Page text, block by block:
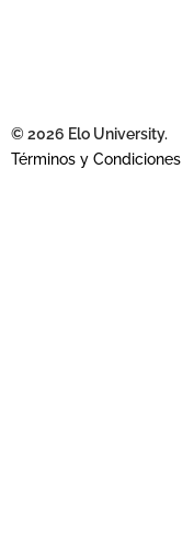
© 2026 Elo University.
Términos y Condiciones